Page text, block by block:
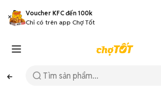
Voucher KFC đến 100k
Chỉ có trên app Chợ Tốt